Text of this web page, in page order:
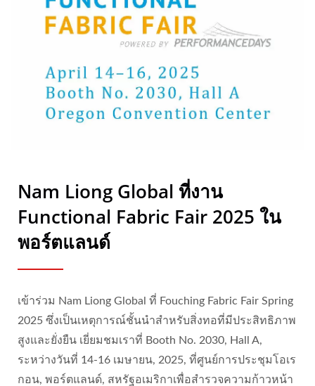
Nam Liong Global ที่งาน
Functional Fabric Fair 2025 ใน
พอร์ตแลนด์
เข้าร่วม Nam Liong Global ที่ Fouching Fabric Fair Spring
2025 ซึ่งเป็นเหตุการณ์ชั้นนำสำหรับสิ่งทอที่มีประสิทธิภาพ
สูงและยั่งยืน เยี่ยมชมเราที่ Booth No. 2030, Hall A,
ระหว่างวันที่ 14-16 เมษายน, 2025, ที่ศูนย์การประชุมโอเร
กอน, พอร์ตแลนด์, สหรัฐอเมริกาเพื่อสำรวจความก้าวหน้า